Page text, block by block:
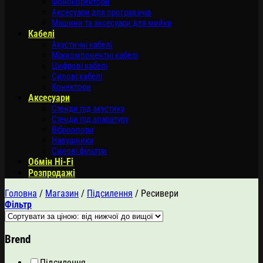
Аксесуари для програвачів
Машини та аксесуари для мийки
Кабелі
Акустичні кабелі
Міжкомпонентні кабелі
Цифрові кабелі
Силові кабелі
Конектори
Аксесуари
Стенди під акустику
Стенди під апаратуру
Віброопори
Навушники
Силові фільтри
Обмін Hi-Fi
Розпродажі
Головна / Магазин / Підсилення / Ресивери
Фільтр
Brend